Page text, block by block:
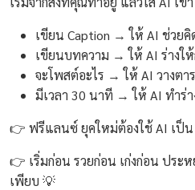
เขียน Caption → ให้ AI ช่วยคิ
เขียนบทความ → ให้ AI ร่างใ
จะโพสต์อะไร → ให้ AI วางตา
มีเวลา 30 นาที → ให้ AI ทำร่
👉 ฟรีแลนซ์ ยุคใหม่ต้องใช้ AI เป็น
👉 เริ่มก่อน รวยก่อน เก่งก่อน ประห
เพียบ 💡